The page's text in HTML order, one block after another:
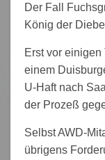
Der Fall
König der
Erst vor
einem
U-Haft nach
der Prozeß
Selbst AWD-
übrigens